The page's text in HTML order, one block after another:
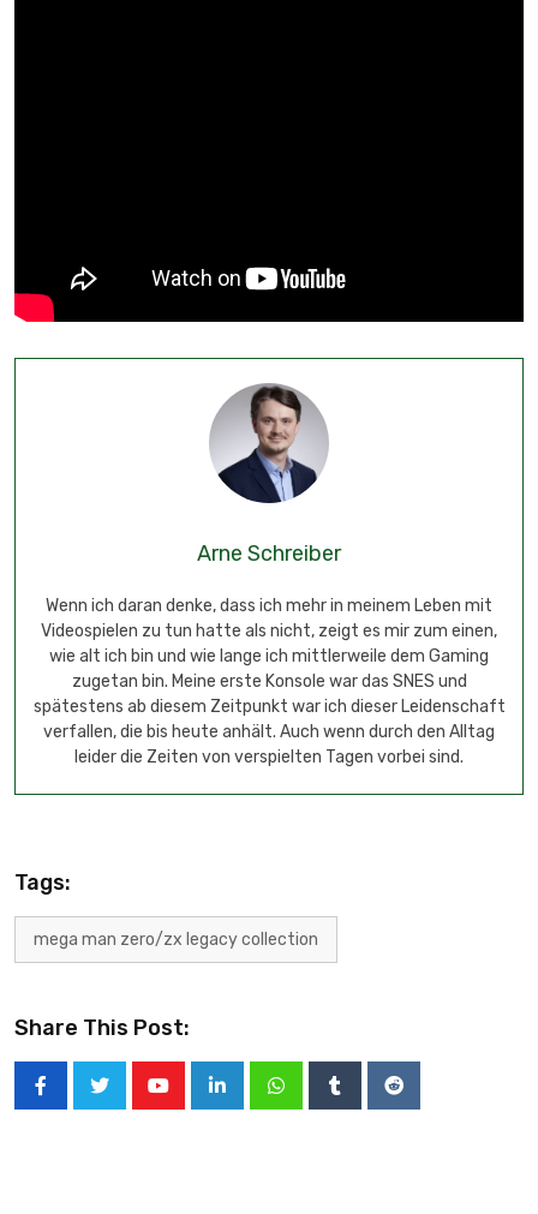
Arne Schreiber
Wenn ich daran denke, dass ich mehr in meinem Leben mit
Videospielen zu tun hatte als nicht, zeigt es mir zum einen,
wie alt ich bin und wie lange ich mittlerweile dem Gaming
zugetan bin. Meine erste Konsole war das SNES und
spätestens ab diesem Zeitpunkt war ich dieser Leidenschaft
verfallen, die bis heute anhält. Auch wenn durch den Alltag
leider die Zeiten von verspielten Tagen vorbei sind.
Tags:
mega man zero/zx legacy collection
Share This Post: